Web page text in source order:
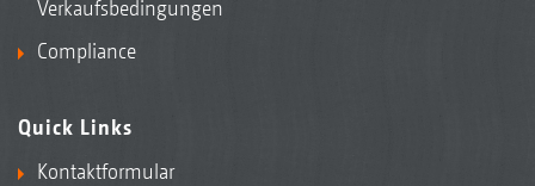
Verkaufsbedingungen
Compliance
Quick Links
Kontaktformular